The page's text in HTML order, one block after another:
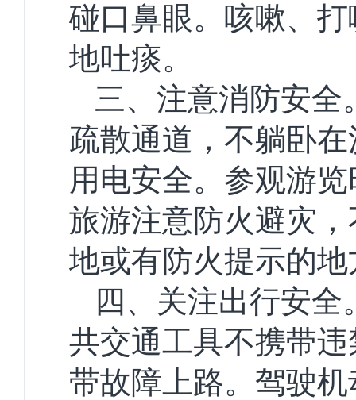
碰口鼻眼。咳嗽、
地吐痰。
三、注意消防安
疏散通道，不躺卧
用电安全。参观游
旅游注意防火避灾
地或有防火提示的
四、关注出行安
共交通工具不携带
带故障上路。驾驶